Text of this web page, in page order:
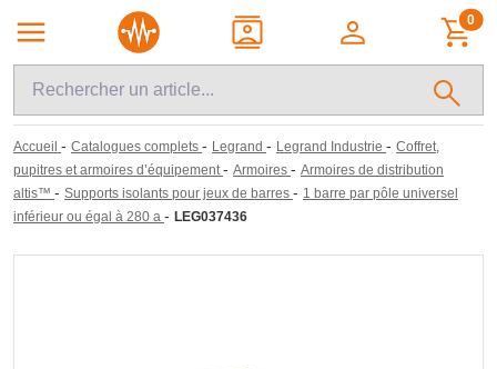
0
Accueil - Catalogues complets - Legrand - Legrand Industrie - Coffret,
pupitres et armoires d’équipement - Armoires - Armoires de distribution
altis™ - Supports isolants pour jeux de barres - 1 barre par pôle universel
inférieur ou égal à 280 a - LEG037436